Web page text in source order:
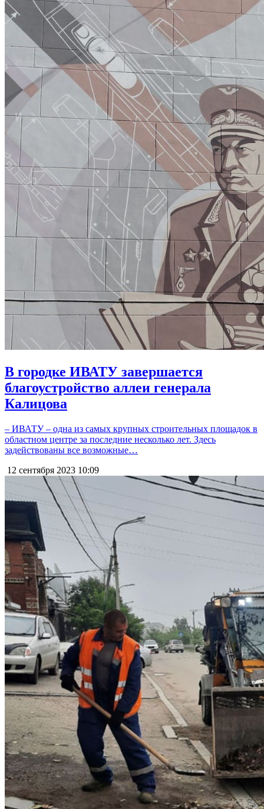
В городке ИВАТУ завершается
благоустройство аллеи генерала
Калицова
– ИВАТУ – одна из самых крупных строительных площадок в
областном центре за последние несколько лет. Здесь
задействованы все возможные…
12 сентября 2023 10:09